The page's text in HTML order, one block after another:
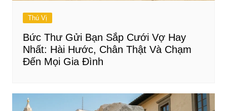
Thú Vị
Bức Thư Gửi Bạn Sắp Cưới Vợ Hay
Nhất: Hài Hước, Chân Thật Và Chạm
Đến Mọi Gia Đình